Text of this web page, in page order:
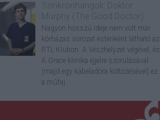
Szinkronhangok: Doktor
Murphy (The Good Doctor)
Nagyon hosszú ideje nem volt már
kórházas sorozat esténként látható az
RTL Klubon. A Vészhelyzet végével, és
A Grace klinika éjjelre szorulásával
(majd egy kábeladóra költözésével) ez
a műfaj...